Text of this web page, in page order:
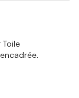
Toile